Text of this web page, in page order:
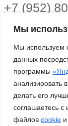
Мы
Мы используем
данных
программы
анализировать
делать его
соглашаетесь с
файлов cookie и
+7 (952)
Почта:
Политика